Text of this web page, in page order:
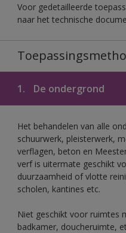
Voor gedetailleerde
naar het technische
1. De ondergrond
Het behandelen van alle
schuurwerk, pleisterwerk,
verflagen, beton en
verf is uitermate geschikt
duurzaamheid of vlotte
scholen, kantines etc.
Niet geschikt voor ruimtes
badkamer, doucheruimte,